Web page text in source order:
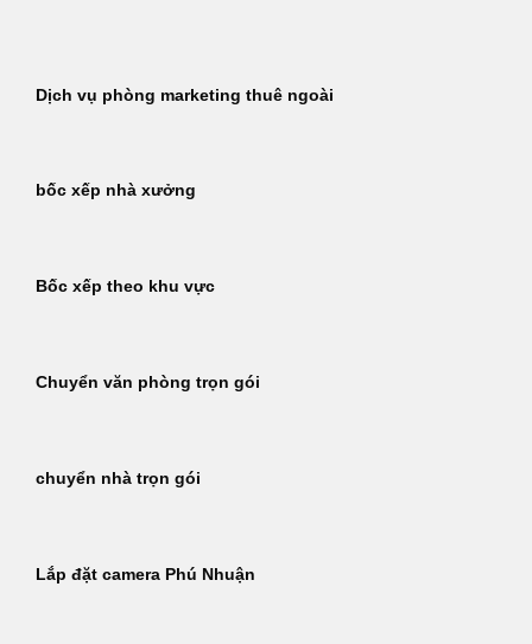
dungDịch vụ phòng marketing thuê ngoài
bốc xếp nhà xưởng
Bốc xếp theo khu vực
Chuyển văn phòng trọn gói
chuyển nhà trọn gói
Lắp đặt camera Phú Nhuận